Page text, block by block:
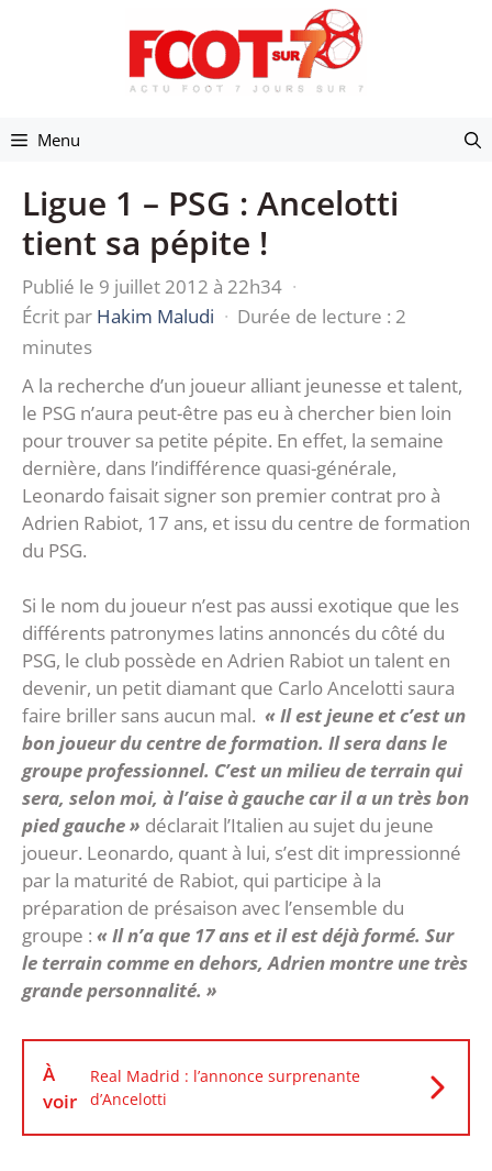
Menu
Ligue 1 – PSG : Ancelotti
tient sa pépite !
Publié le 9 juillet 2012 à 22h34 ·
Écrit par Hakim Maludi · Durée de lecture : 2
minutes
A la recherche d’un joueur alliant jeunesse et talent,
le PSG n’aura peut-être pas eu à chercher bien loin
pour trouver sa petite pépite. En effet, la semaine
dernière, dans l’indifférence quasi-générale,
Leonardo faisait signer son premier contrat pro à
Adrien Rabiot, 17 ans, et issu du centre de formation
du PSG.
Si le nom du joueur n’est pas aussi exotique que les
différents patronymes latins annoncés du côté du
PSG, le club possède en Adrien Rabiot un talent en
devenir, un petit diamant que Carlo Ancelotti saura
faire briller sans aucun mal. « Il est jeune et c’est un
bon joueur du centre de formation. Il sera dans le
groupe professionnel. C’est un milieu de terrain qui
sera, selon moi, à l’aise à gauche car il a un très bon
pied gauche » déclarait l’Italien au sujet du jeune
joueur. Leonardo, quant à lui, s’est dit impressionné
par la maturité de Rabiot, qui participe à la
préparation de présaison avec l’ensemble du
groupe : « Il n’a que 17 ans et il est déjà formé. Sur
le terrain comme en dehors, Adrien montre une très
grande personnalité. »
À
voir
Real Madrid : l’annonce surprenante
d’Ancelotti